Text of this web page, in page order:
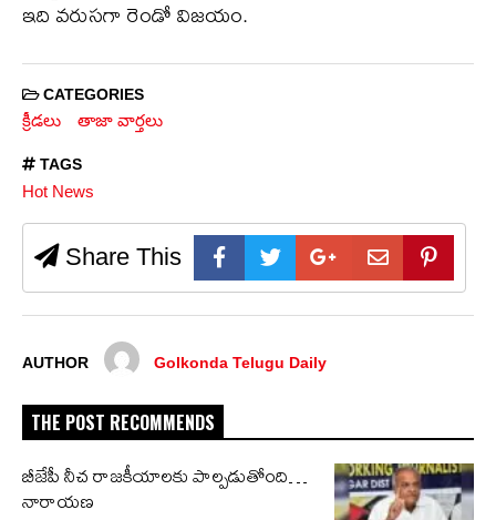
ఇది వరుసగా రెండో విజయం.
CATEGORIES
క్రీడలు తాజా వార్తలు
TAGS
Hot News
Share This
AUTHOR Golkonda Telugu Daily
THE POST RECOMMENDS
బీజేపీ నీచ రాజకీయాలకు పాల్పడుతోంది…
నారాయణ